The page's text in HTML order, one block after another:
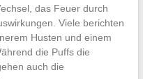
das Feuer durch
Viele berichten
Husten und einem
die Puffs die
auch die